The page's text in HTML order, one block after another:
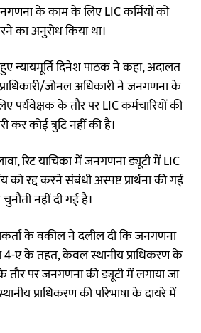
के काम के लिए LIC कर्मियों को
का अनुरोध किया था।
न्यायमूर्ति दिनेश पाठक ने कहा, अदालत
जोनल अधिकारी ने जनगणना के
के तौर पर LIC कर्मचारियों की
कोई त्रुटि नहीं की है।
रिट याचिका में जनगणना ड्यूटी में LIC
को रद्द करने संबंधी अस्पष्ट प्रार्थना की गई
नहीं दी गई है।
के वकील ने दलील दी कि जनगणना
4-ए के तहत, केवल स्थानीय प्राधिकरण के
तौर पर जनगणना की ड्यूटी में लगाया जा
प्राधिकरण की परिभाषा के दायरे में